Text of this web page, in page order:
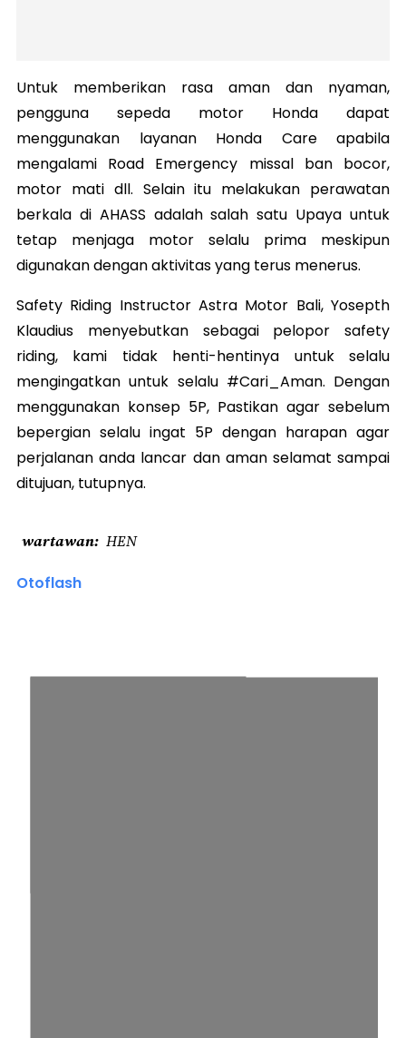
Untuk memberikan rasa aman dan nyaman,
pengguna sepeda motor Honda dapat
menggunakan layanan Honda Care apabila
mengalami Road Emergency missal ban bocor,
motor mati dll. Selain itu melakukan perawatan
berkala di AHASS adalah salah satu Upaya untuk
tetap menjaga motor selalu prima meskipun
digunakan dengan aktivitas yang terus menerus.
Safety Riding Instructor Astra Motor Bali, Yosepth
Klaudius menyebutkan sebagai pelopor safety
riding, kami tidak henti-hentinya untuk selalu
mengingatkan untuk selalu #Cari_Aman. Dengan
menggunakan konsep 5P, Pastikan agar sebelum
bepergian selalu ingat 5P dengan harapan agar
perjalanan anda lancar dan aman selamat sampai
ditujuan, tutupnya.
wartawan HEN
Otoflash